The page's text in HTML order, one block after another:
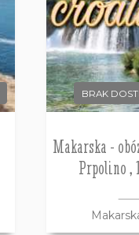
BRAK
Makarska -
Prpolino ,